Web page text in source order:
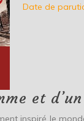
Date de
et
inspiré le